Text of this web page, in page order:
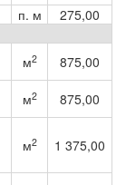
п. м
275,00
м2
875,00
м2
875,00
м2 1 375,00